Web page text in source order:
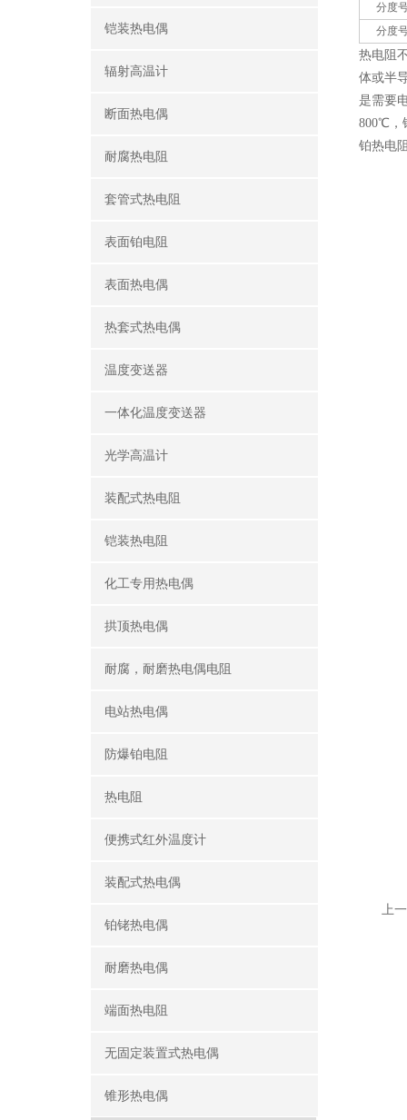
铠装热电偶
辐射高温计
断面热电偶
耐腐热电阻
套管式热电阻
表面铂电阻
表面热电偶
热套式热电偶
温度变送器
一体化温度变送器
光学高温计
装配式热电阻
铠装热电阻
化工专用热电偶
拱顶热电偶
耐腐，耐磨热电偶电阻
电站热电偶
防爆铂电阻
热电阻
便携式红外温度计
装配式热电偶
铂铑热电偶
耐磨热电偶
端面热电阻
无固定装置式热电偶
锥形热电偶
分度号
分度号
热电阻
体或半
是需要
800℃，
铂热电
上